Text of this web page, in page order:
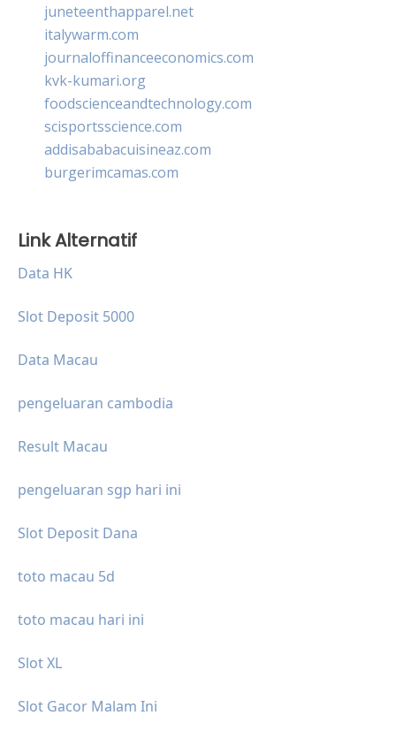
juneteenthapparel.net
italywarm.com
journaloffinanceeconomics.com
kvk-kumari.org
foodscienceandtechnology.com
scisportsscience.com
addisababacuisineaz.com
burgerimcamas.com
Link Alternatif
Data HK
Slot Deposit 5000
Data Macau
pengeluaran cambodia
Result Macau
pengeluaran sgp hari ini
Slot Deposit Dana
toto macau 5d
toto macau hari ini
Slot XL
Slot Gacor Malam Ini